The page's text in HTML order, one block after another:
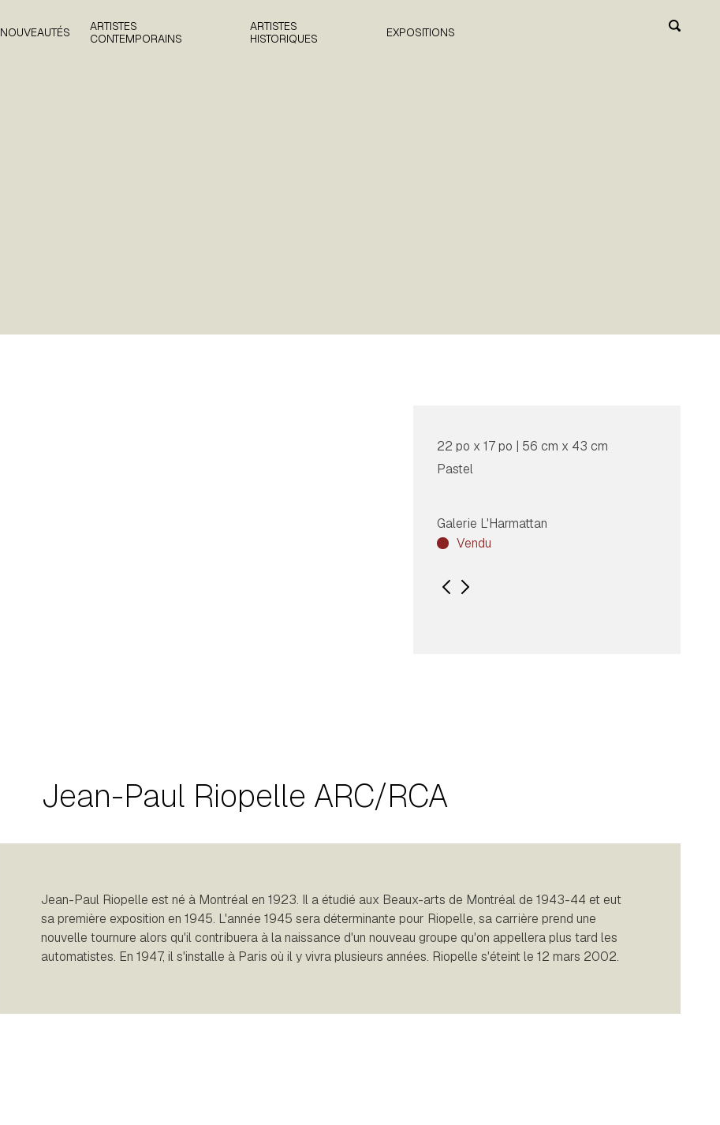
NOUVEAUTÉS
ARTISTES
CONTEMPORAINS
ARTISTES
HISTORIQUES
EXPOSITIONS
22 po x 17 po | 56 cm x 43 cm
Pastel
Galerie L'Harmattan
Vendu
Jean-Paul Riopelle ARC/RCA
Jean-Paul Riopelle est né à Montréal en 1923. Il a étudié aux Beaux-arts de Montréal de 1943-44 et eut
sa première exposition en 1945. L'année 1945 sera déterminante pour Riopelle, sa carrière prend une
nouvelle tournure alors qu'il contribuera à la naissance d'un nouveau groupe qu'on appellera plus tard les
automatistes. En 1947, il s'installe à Paris où il y vivra plusieurs années. Riopelle s'éteint le 12 mars 2002.